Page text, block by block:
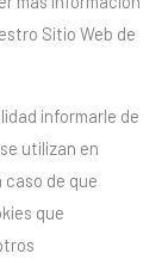
Sitio Web de
informarle de
utilizan en
caso de que
que